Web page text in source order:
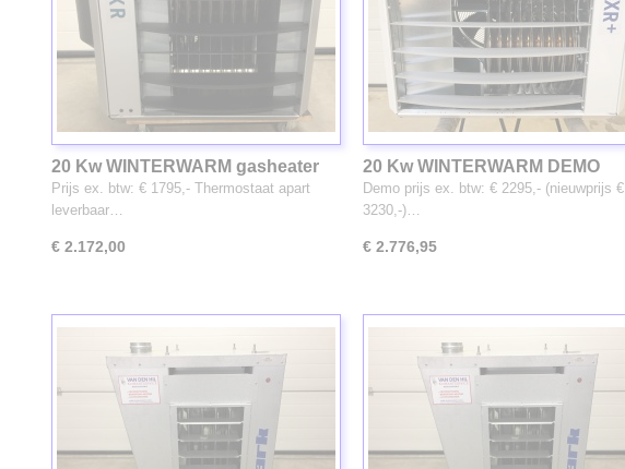
20 Kw WINTERWARM gasheater
(3206)
Prijs ex. btw: € 1795,- Thermostaat apart
leverbaar…
€ 2.172,00
20 Kw WINTERWARM DEMO
gasheater (3347)
Demo prijs ex. btw: € 2295,- (nieuwprijs €
3230,-)…
€ 2.776,95